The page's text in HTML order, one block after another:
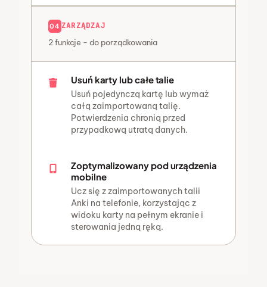
04 ZARZĄDZAJ
2 funkcje - do porządkowania
Usuń karty lub całe talie
Usuń pojedynczą kartę lub wymaż
całą zaimportowaną talię.
Potwierdzenia chronią przed
przypadkową utratą danych.
Zoptymalizowany pod urządzenia
mobilne
Ucz się z zaimportowanych talii
Anki na telefonie, korzystając z
widoku karty na pełnym ekranie i
sterowania jedną ręką.